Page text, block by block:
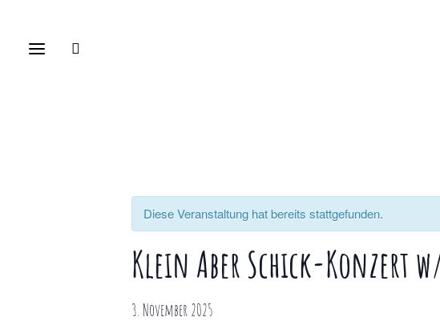
Diese Veranstaltung hat bereits stattgefunden.
Klein Aber Schick-Konzert
3. November 2025